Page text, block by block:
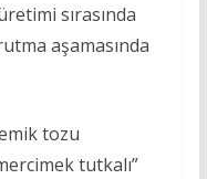
sırasında
aşamasında
tozu
tutkalı”